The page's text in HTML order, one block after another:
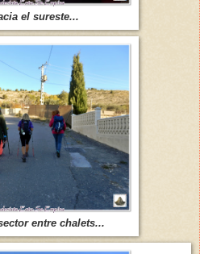
el sureste...
entre chalets...